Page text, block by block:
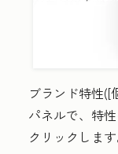
ブランド特性([
パネルで、特
クリックします